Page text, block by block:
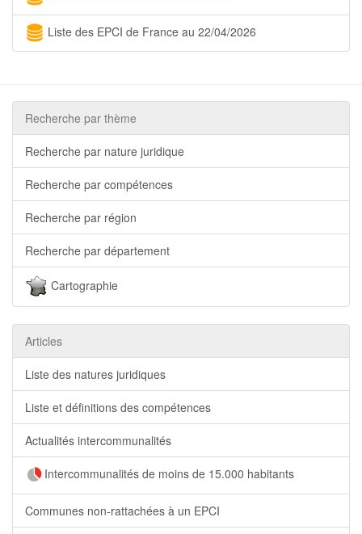
Liste des EPCI de France au 22/04/2026
Recherche par thème
Recherche par nature juridique
Recherche par compétences
Recherche par région
Recherche par département
Cartographie
Articles
Liste des natures juridiques
Liste et définitions des compétences
Actualités intercommunalités
Intercommunalités de moins de 15.000 habitants
Communes non-rattachées à un EPCI